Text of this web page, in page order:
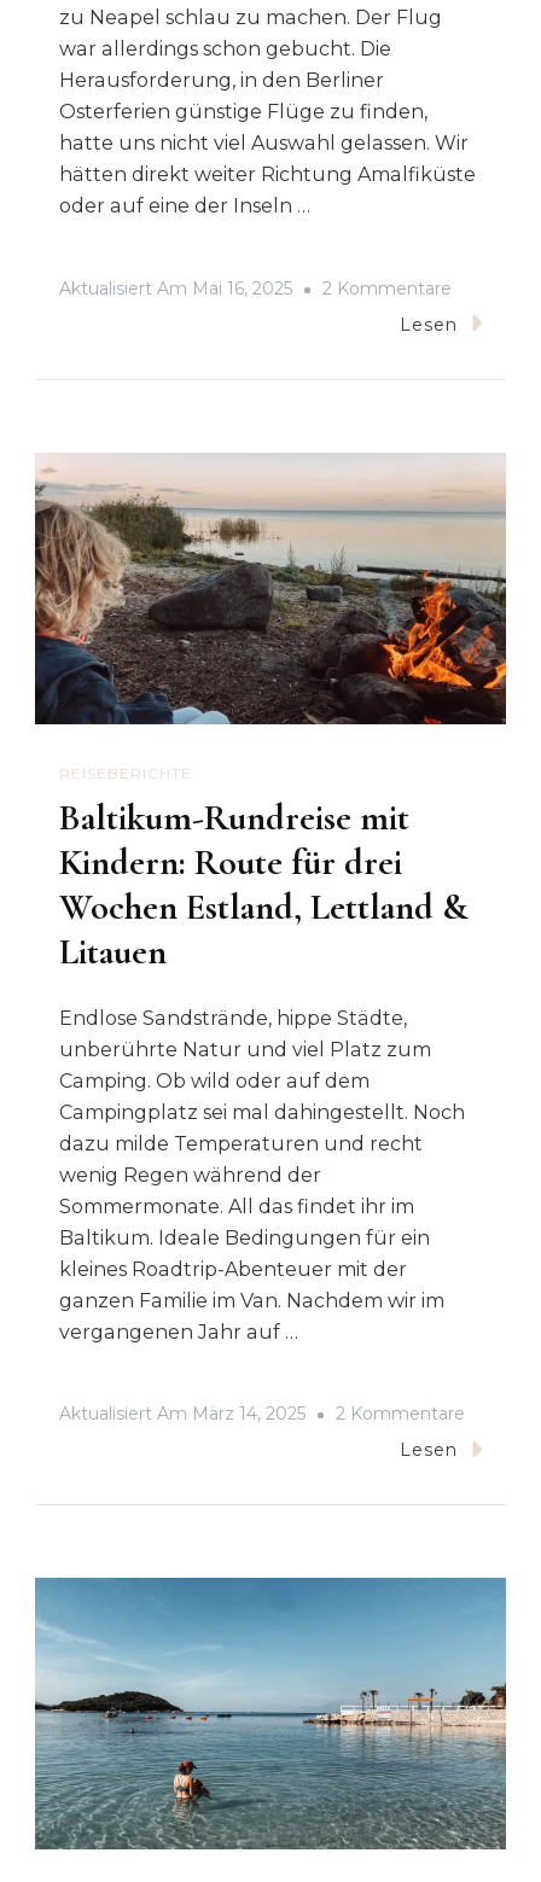
zu Neapel schlau zu machen. Der Flug
war allerdings schon gebucht. Die
Herausforderung, in den Berliner
Osterferien günstige Flüge zu finden,
hatte uns nicht viel Auswahl gelassen. Wir
hätten direkt weiter Richtung Amalfiküste
oder auf eine der Inseln …
Aktualisiert Am Mai 16, 2025 2 Kommentare
Drei
Kindern
Der
Stadt
Lesen
REISEBERICHTE
Baltikum-Rundreise mit
Kindern: Route für drei
Wochen Estland, Lettland &
Litauen
Endlose Sandstrände, hippe Städte,
unberührte Natur und viel Platz zum
Camping. Ob wild oder auf dem
Campingplatz sei mal dahingestellt. Noch
dazu milde Temperaturen und recht
wenig Regen während der
Sommermonate. All das findet ihr im
Baltikum. Ideale Bedingungen für ein
kleines Roadtrip-Abenteuer mit der
ganzen Familie im Van. Nachdem wir im
vergangenen Jahr auf …
Aktualisiert Am März 14, 2025 2 Kommentare
Wochen
Estland,
Lettland
&
Litauen
Lesen